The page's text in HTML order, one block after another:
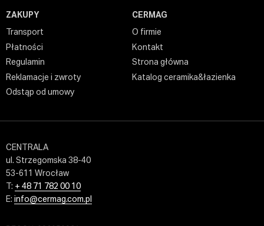
ZAKUPY
Transport
Płatności
Regulamin
Reklamacje i zwroty
Odstąp od umowy
CERMAG
O firmie
Kontakt
Strona główna
Katalog ceramika&łazienka
CENTRALA
ul. Strzegomska 38-40
53-611 Wrocław
T: + 48 71 782 00 10
E: info@cermag.com.pl